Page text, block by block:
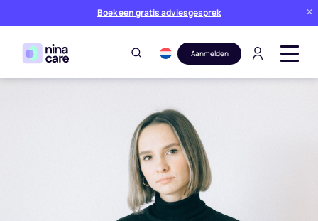
Boek een gratis adviesgesprek
Aanmelden